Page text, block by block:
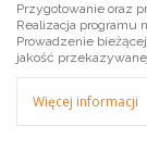
Przygotowanie oraz
Realizacja programu
Prowadzenie
jakość
Więcej informacji